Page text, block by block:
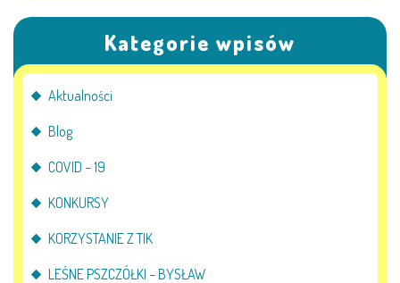
Kategorie wpisów
Aktualności
Blog
COVID – 19
KONKURSY
KORZYSTANIE Z TIK
LEŚNE PSZCZÓŁKI – BYSŁAW